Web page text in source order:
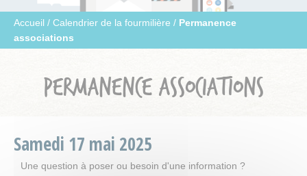
Accueil / Calendrier de la fourmilière / Permanence
associations
PERMANENCE ASSOCIATIONS
Samedi 17 mai 2025
Une question à poser ou besoin d'une information ?